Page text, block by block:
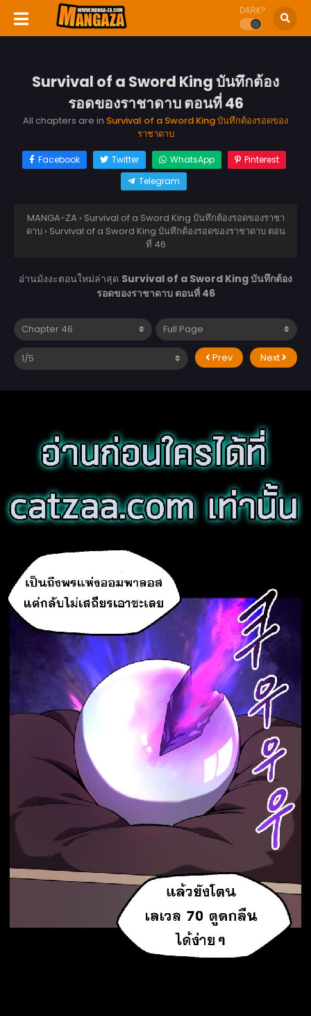
DARK?
Survival of a Sword King บันทึกต้อง
รอดของราชาดาบ ตอนที่ 46
All chapters are in Survival of a Sword King บันทึกต้องรอดของ
ราชาดาบ
Facebook Twitter WhatsApp
Pinterest
Telegram
MANGA-ZA › Survival of a Sword King บันทึกต้องรอดของราชา
ดาบ › Survival of a Sword King บันทึกต้องรอดของราชาดาบ ตอน
ที่ 46
อ่านมังงะตอนใหม่ล่าสุด Survival of a Sword King บันทึกต้อง
รอดของราชาดาบ ตอนที่ 46
Prev Next